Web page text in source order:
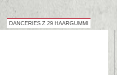
DANCERIES Z 29 HAARGUMMI